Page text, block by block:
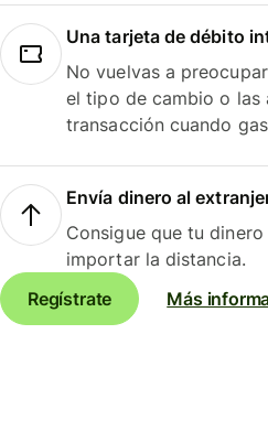
Una tarjeta de débito
No vuelvas a
el tipo de cambio o las
transacción cuando
Envía dinero al
Consigue que tu
importar la distancia.
Regístrate
Más